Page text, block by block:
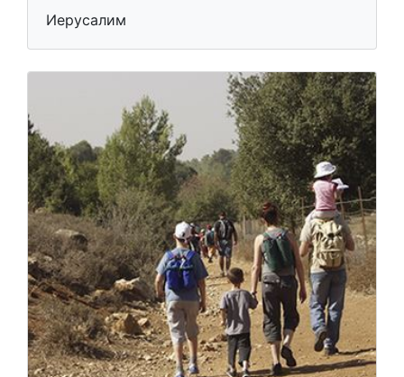
Иерусалим